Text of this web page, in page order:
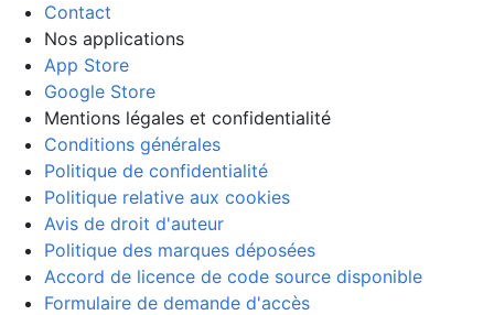
Contact
Nos applications
App Store
Google Store
Mentions légales et confidentialité
Conditions générales
Politique de confidentialité
Politique relative aux cookies
Avis de droit d'auteur
Politique des marques déposées
Accord de licence de code source disponible
Formulaire de demande d'accès